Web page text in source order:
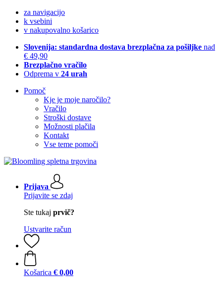
za navigacijo
k vsebini
v nakupovalno košarico
Slovenija: standardna dostava brezplačna za pošiljke nad
€ 49,90
Brezplačno vračilo
Odprema v 24 urah
Pomoč
Kje je moje naročilo?
Vračilo
Stroški dostave
Možnosti plačila
Kontakt
Vse teme pomoči
Prijava
Prijavite se zdaj
Ste tukaj prvič?
Ustvarite račun
Košarica € 0,00